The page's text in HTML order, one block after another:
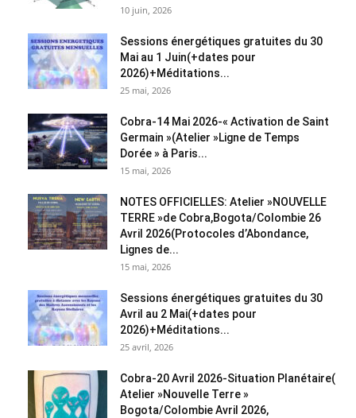
10 juin, 2026
Sessions énergétiques gratuites du 30
Mai au 1 Juin(+dates pour
2026)+Méditations...
25 mai, 2026
Cobra-14 Mai 2026-« Activation de Saint
Germain »(Atelier »Ligne de Temps
Dorée » à Paris...
15 mai, 2026
NOTES OFFICIELLES: Atelier »NOUVELLE
TERRE »de Cobra,Bogota/Colombie 26
Avril 2026(Protocoles d’Abondance,
Lignes de...
15 mai, 2026
Sessions énergétiques gratuites du 30
Avril au 2 Mai(+dates pour
2026)+Méditations...
25 avril, 2026
Cobra-20 Avril 2026-Situation Planétaire(
Atelier »Nouvelle Terre »
Bogota/Colombie Avril 2026,